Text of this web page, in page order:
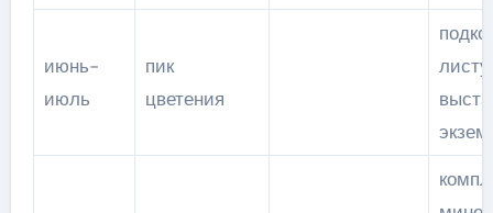
июнь-
июль
пик
цветения
листу